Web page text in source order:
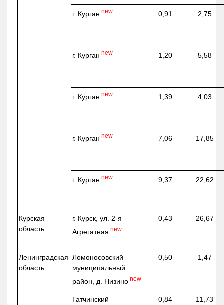
г. Курган new 0,91 2,75
г. Курган new 1,20 5,58
г. Курган new 1,39 4,03
г. Курган new 7,06 17,85
г. Курган new 9,37 22,62
Курская
область
г. Курск, ул. 2-я
Агрегатная new
0,43 26,67
Ленинградская
область
Ломоносовский
муниципальный
район, д. Низино new
0,50 1,47
Гатчинский
0,84 11,73